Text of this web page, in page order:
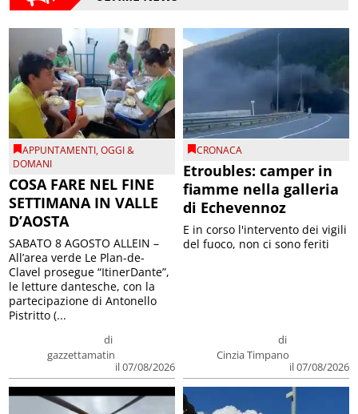
APPUNTAMENTI,OGGI &
DOMANI
COSA FARE NEL FINE
SETTIMANA IN VALLE
D’AOSTA
di
gazzettamatin
il 07/08/2026
SABATO 8 AGOSTO ALLEIN –
All’area verde Le Plan-de-
Clavel prosegue “ItinerDante”,
le letture dantesche, con la
partecipazione di Antonello
Pistritto (...
CRONACA
Etroubles: camper in
fiamme nella galleria
di Echevennoz
di
Cinzia Timpano
il 07/08/2026
E in corso l'intervento dei vigili
del fuoco, non ci sono feriti